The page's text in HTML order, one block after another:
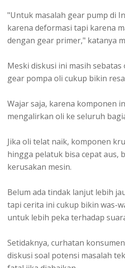
"Untuk masalah gear pump di
karena deformasi tapi karena
dengan gear primer," katanya
Meski diskusi ini masih
gear pompa oli cukup bikin
Wajar saja, karena komponen
mengalirkan oli ke seluruh
Jika oli telat naik, komponen
hingga pelatuk bisa cepat aus,
kerusakan mesin.
Belum ada tindak lanjut lebih
tapi cerita ini cukup bikin was-
untuk lebih peka terhadap
Setidaknya, curhatan
diskusi soal potensi masalah